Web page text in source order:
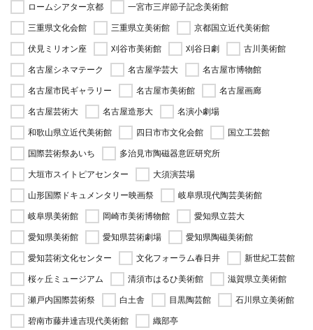
ロームシアター京都
一宮市三岸節子記念美術館
三重県文化会館
三重県立美術館
京都国立近代美術館
伏見ミリオン座
刈谷市美術館 刈谷日劇
古川美術館
名古屋シネマテーク
名古屋学芸大
名古屋市博物館
名古屋市民ギャラリー
名古屋市美術館
名古屋画廊
名古屋芸術大
名古屋造形大
名演小劇場
和歌山県立近代美術館
四日市市文化会館
国立工芸館
国際芸術祭あいち
多治見市陶磁器意匠研究所
大垣市スイトピアセンター
大須演芸場
山形国際ドキュメンタリー映画祭
岐阜県現代陶芸美術館
岐阜県美術館
岡崎市美術博物館
愛知県立芸大
愛知県美術館
愛知県芸術劇場
愛知県陶磁美術館
愛知芸術文化センター
文化フォーラム春日井
新世紀工芸館
桜ヶ丘ミュージアム
清須市はるひ美術館
滋賀県立美術館
瀬戸内国際芸術祭
白土舎 目黒陶芸館
石川県立美術館
碧南市藤井達吉現代美術館
織部亭